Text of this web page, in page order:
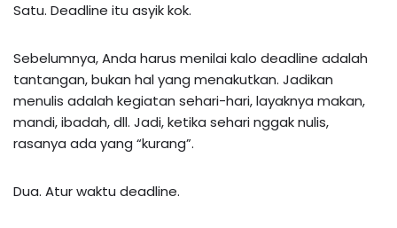
Satu. Deadline itu asyik kok.
Sebelumnya, Anda harus menilai kalo deadline adalah
tantangan, bukan hal yang menakutkan. Jadikan
menulis adalah kegiatan sehari-hari, layaknya makan,
mandi, ibadah, dll. Jadi, ketika sehari nggak nulis,
rasanya ada yang “kurang”.
Dua. Atur waktu deadline.